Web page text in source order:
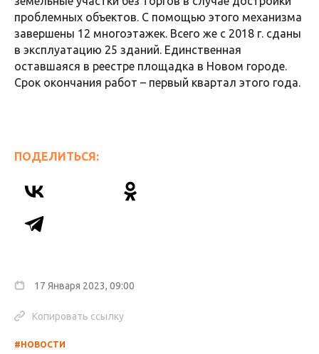
проблемных объектов. С помощью этого механизма
завершены 12 многоэтажек. Всего же с 2018 г. сданы
в эксплуатацию 25 зданий. Единственная
оставшаяся в реестре площадка в Новом городе.
Срок окончания работ – первый квартал этого года.
ПОДЕЛИТЬСЯ:
17 Января 2023, 09:00
Копировать ссылку
#НОВОСТИ